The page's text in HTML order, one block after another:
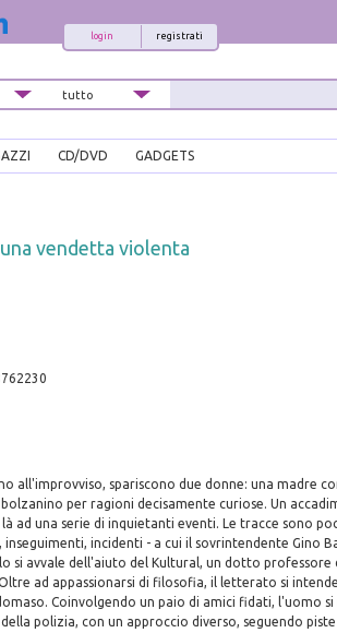
registrati
login
CD/DVD GADGETS
vendetta violenta
all'improvviso, spariscono due donne: una madre
per ragioni decisamente curiose. Un
ad una serie di inquietanti eventi. Le tracce sono
incidenti - a cui il sovrintendente Gino
si avvale dell'aiuto del Kultural, un dotto professore
ad appassionarsi di filosofia, il letterato si
Coinvolgendo un paio di amici fidati, l'uomo
polizia, con un approccio diverso, seguendo piste